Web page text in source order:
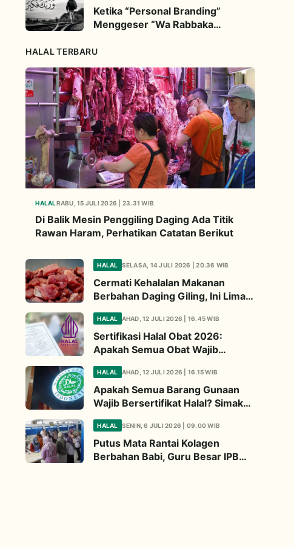
Ketika “Personal Branding”
Menggeser “Wa Rabbaka
HALAL TERBARU
HALALRABU, 15 JULI 2026 | 23.31 WIB
Di Balik Mesin Penggiling Daging Ada Titik
Rawan Haram, Perhatikan Catatan Berikut
HALAL SELASA, 14 JULI 2026 | 20.36 WIB
Cermati Kehalalan Makanan
Berbahan Daging Giling, Ini Lima
Diperhatikan
HALAL AHAD, 12 JULI 2026 | 16.45 WIB
Sertifikasi Halal Obat 2026:
Apakah Semua Obat Wajib
Penjelasannya
HALAL AHAD, 12 JULI 2026 | 16.15 WIB
Apakah Semua Barang Gunaan
Wajib Bersertifikat Halal? Simak
HALAL SENIN, 6 JULI 2026 | 09.00 WIB
Putus Mata Rantai Kolagen
Berbahan Babi, Guru Besar IPB